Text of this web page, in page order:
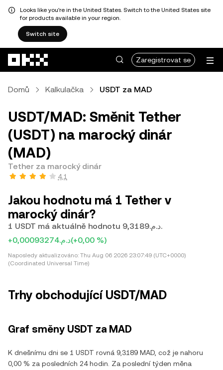
Looks like you're in the United States. Switch to the United States site
for products available in your region.
Switch site
Zaregistrovat se
Domů Kalkulačka USDT za MAD
USDT/MAD: Směnit Tether
(USDT) na marocký dinár
(MAD)
Tether za marocký dinár
4,1
Jakou hodnotu má 1 Tether v
marocký dinár?
1 USDT má aktuálně hodnotu د.م.9,3189.
+د.م.0,00093274(+0,00 %)
Naposledy aktualizováno: Thu Aug 06 2026 23:07:49 (UTC+0000)
(Coordinated Universal Time)
Trhy obchodující USDT/MAD
Graf směny USDT za MAD
K dnešnímu dni se 1 USDT rovná 9,3189 MAD, což je nahoru
0,00 % za posledních 24 hodin. Za poslední týden měna